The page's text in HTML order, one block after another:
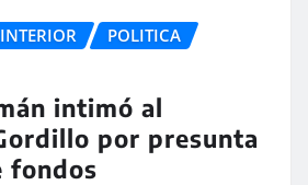
INTERIOR
POLITICA
intimó al
por presunta
fondos